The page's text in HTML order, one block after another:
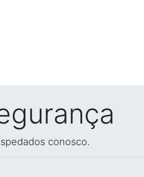
conosco.